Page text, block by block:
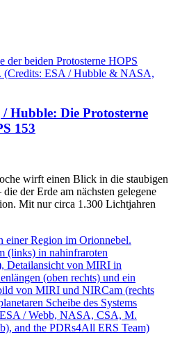
Hubble: Die Protosterne
153
wirft einen Blick in die staubigen
der Erde am nächsten gelegene
Mit nur circa 1.300 Lichtjahren